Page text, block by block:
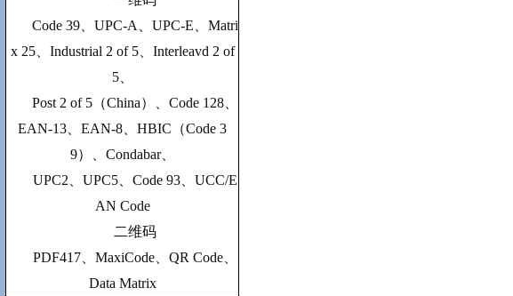
Code 39、UPC-A、UPC-E、Matri
x 25、Industrial 2 of 5、Interleavd 2 of
5、
Post 2 of 5（China）、Code 128、
EAN-13、EAN-8、HBIC（Code 3
9）、Condabar、
UPC2、UPC5、Code 93、UCC/E
AN Code
二维码
PDF417、MaxiCode、QR Code、
Data Matrix